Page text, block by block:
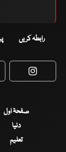
رابطہ کریں
صفحۂ اول
دنیا
تعلیم